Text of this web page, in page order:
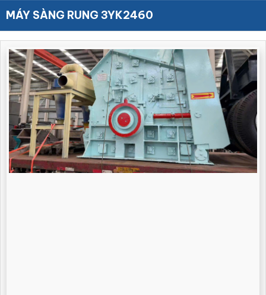
MÁY SÀNG RUNG 3YK2460